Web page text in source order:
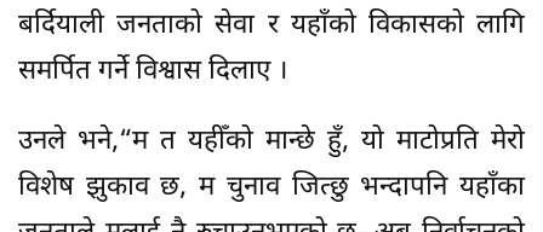
बर्दियाली जनताको सेवा र यहाँको विकासको लागि
समर्पित गर्ने विश्वास दिलाए ।
उनले भने,“म त यहीँको मान्छे हुँ, यो माटोप्रति मेरो
विशेष झुकाव छ, म चुनाव जित्छु भन्दापनि यहाँका